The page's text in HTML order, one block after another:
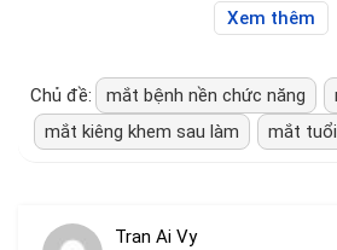
Xem thêm
Chủ đề: mắt bệnh nền chức năng
mắt kiêng khem sau làm
mắt
Tran Ai Vy